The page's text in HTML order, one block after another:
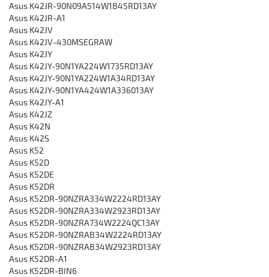
Asus K42JR-90N09A514W1B45RD13AY
Asus K42JR-A1
Asus K42JV
Asus K42JV-430MSEGRAW
Asus K42JY
Asus K42JY-90N1YA224W1735RD13AY
Asus K42JY-90N1YA224W1A34RD13AY
Asus K42JY-90N1YA424W1A336013AY
Asus K42JY-A1
Asus K42JZ
Asus K42N
Asus K42S
Asus K52
Asus K52D
Asus K52DE
Asus K52DR
Asus K52DR-90NZRA334W2224RD13AY
Asus K52DR-90NZRA334W2923RD13AY
Asus K52DR-90NZRA734W2224QC13AY
Asus K52DR-90NZRAB34W2224RD13AY
Asus K52DR-90NZRAB34W2923RD13AY
Asus K52DR-A1
Asus K52DR-BIN6